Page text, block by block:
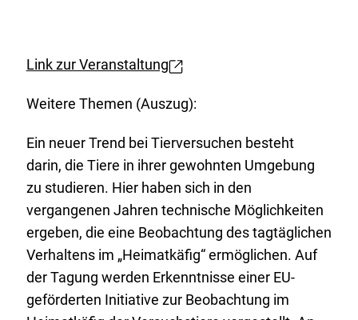
freigegeben.pdf
E
x
e
r
n
e
r
L
i
n
Link zur Veranstaltung
Weitere Themen (Auszug):
Ein neuer Trend bei Tierversuchen besteht
darin, die Tiere in ihrer gewohnten Umgebung
zu studieren. Hier haben sich in den
vergangenen Jahren technische Möglichkeiten
ergeben, die eine Beobachtung des tagtäglichen
Verhaltens im „Heimatkäfig“ ermöglichen. Auf
der Tagung werden Erkenntnisse einer EU-
geförderten Initiative zur Beobachtung im